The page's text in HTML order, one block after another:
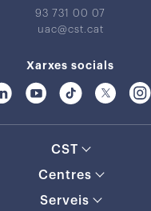
93 731 00 07
uac@cst.cat
Xarxes socials
CST
Centres
Serveis